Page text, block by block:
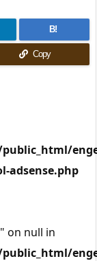
B!
Copy
adsense.php
on null in